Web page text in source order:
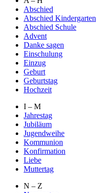
Abschied
Abschied Kindergarten
Abschied Schule
Advent
Danke sagen
Einschulung
Einzug
Geburt
Geburtstag
Hochzeit
I – M
Jahrestag
Jubiläum
Jugendweihe
Kommunion
Konfirmation
Liebe
Muttertag
N – Z